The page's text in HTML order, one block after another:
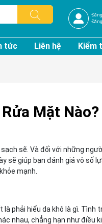
tức Liên hệ Kiểm
Mặt Nào?
sẽ. Và đối với những
sẽ giúp bạn đánh giá vô số
mạnh.
phải hiểu da khô là gì. Tình
nhau, chẳng hạn như